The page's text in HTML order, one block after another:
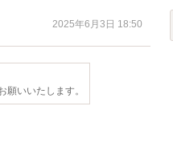
2025年6月3日 18:50
いいたします。